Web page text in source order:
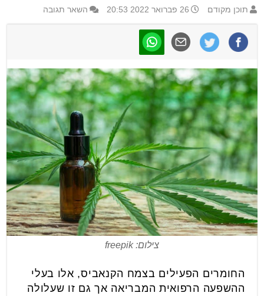
תוכן מקודם 26 פברואר 2022 20:53 השאר תגובה
צילום: freepik
החומרים הפעילים בצמח הקנאביס, אלו בעלי
ההשפעה הרפואית המבריאה אך גם זו שעלולה